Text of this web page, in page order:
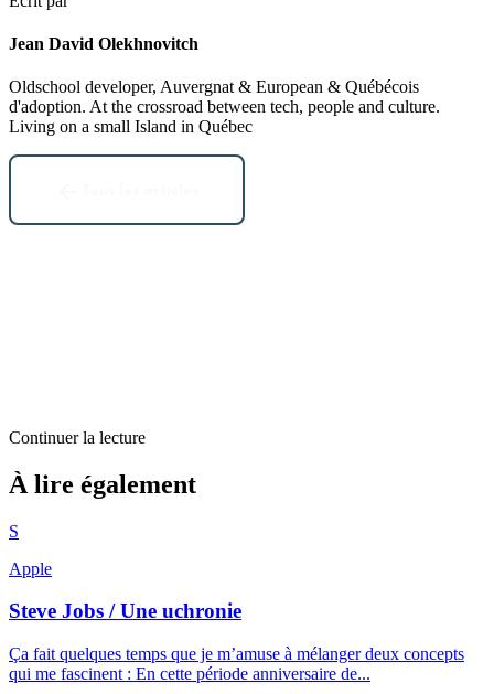
Jean David Olekhnovitch
Oldschool developer, Auvergnat & European & Québécois
d'adoption. At the crossroad between tech, people and culture.
Living on a small Island in Québec
Continuer la lecture
À lire également
S
Apple
Steve Jobs / Une uchronie
Ça fait quelques temps que je m’amuse à mélanger deux concepts
qui me fascinent : En cette période anniversaire de...